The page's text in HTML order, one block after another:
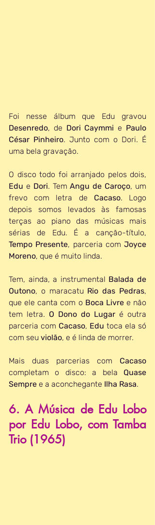
Desenredo, de Dori Caymmi e Paulo
César Pinheiro. Junto com o Dori. É
uma bela gravação.
Edu e Dori. Tem Angu de Caroço, um
frevo com letra de Cacaso. Logo
depois somos levados às famosas
terças ao piano das músicas mais
Tempo Presente, parceria com Joyce
Moreno, que é muito linda.
Tem, ainda, a instrumental Balada de
Outono, o maracatu Rio das Pedras,
que ele canta com o Boca Livre e não
tem letra. O Dono do Lugar é outra
parceria com Cacaso, Edu toca ela só
com seu violão, e é linda de morrer.
Mais duas parcerias com
completam o disco: a bela Quase
Sempre e a aconchegante Ilha Rasa.
6. A Música de Edu Lobo
por Edu Lobo, com Tamba
Trio (1965)